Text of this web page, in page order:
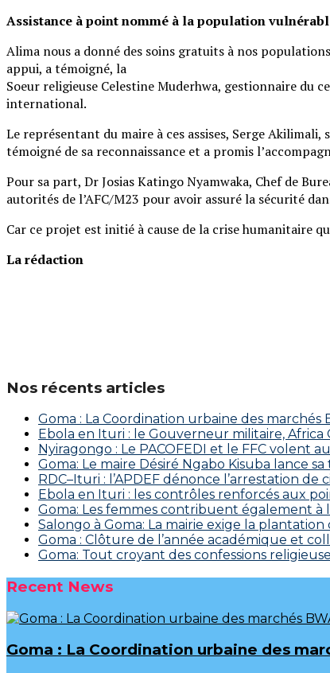
Assistance à point nommé à la population
Alima nous a donné des soins gratuits à nos
appui, a témoigné, la
Soeur religieuse Celestine Muderhwa, gestionnaire du
international.
Le représentant du maire à ces assises, Serge
témoigné de sa reconnaissance et a promis
Pour sa part, Dr Josias Katingo Nyamwaka, Chef de
autorités de l’AFC/M23 pour avoir assuré la sécurité
Car ce projet est initié à cause de la crise humanitaire
La rédaction
Nos récents articles
Goma : La Coordination urbaine des marchés
Ebola en Ituri : le Gouverneur militaire,
‎Nyiragongo : Le PACOFEDI et le FFC volent
Goma: Le maire Désiré Ngabo Kisuba lance
RDC–Ituri : l’APDEF dénonce l’arrestation
Ebola en Ituri : les contrôles renforcés aux
Goma: Les femmes contribuent également
Salongo à Goma: La mairie exige la
Goma : Clôture de l’année académique et
Goma: Tout croyant des confessions
Recent News
Goma : La Coordination urbaine des